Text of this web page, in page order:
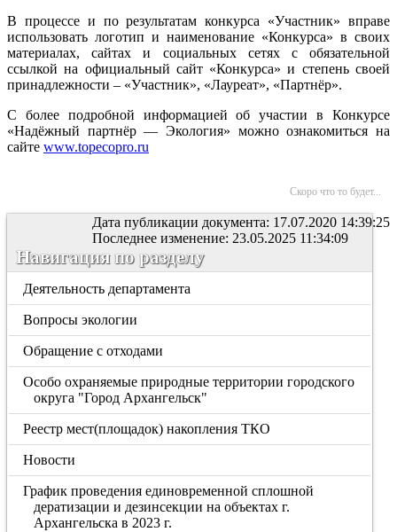
В процессе и по результатам конкурса «Участник» вправе
использовать логотип и наименование «Конкурса» в своих
материалах, сайтах и социальных сетях с обязательной
ссылкой на официальный сайт «Конкурса» и степень своей
принадлежности – «Участник», «Лауреат», «Партнёр».
С более подробной информацией об участии в Конкурсе
«Надёжный партнёр — Экология» можно ознакомиться на
сайте www.topecopro.ru
Скоро что то будет...
Дата публикации документа: 17.07.2020 14:39:25
Последнее изменение: 23.05.2025 11:34:09
Навигация по разделу
Деятельность департамента
Вопросы экологии
Обращение с отходами
Особо охраняемые природные территории городского
округа "Город Архангельск"
Реестр мест(площадок) накопления ТКО
Новости
График проведения единовременной сплошной
дератизации и дезинсекции на объектах г.
Архангельска в 2023 г.